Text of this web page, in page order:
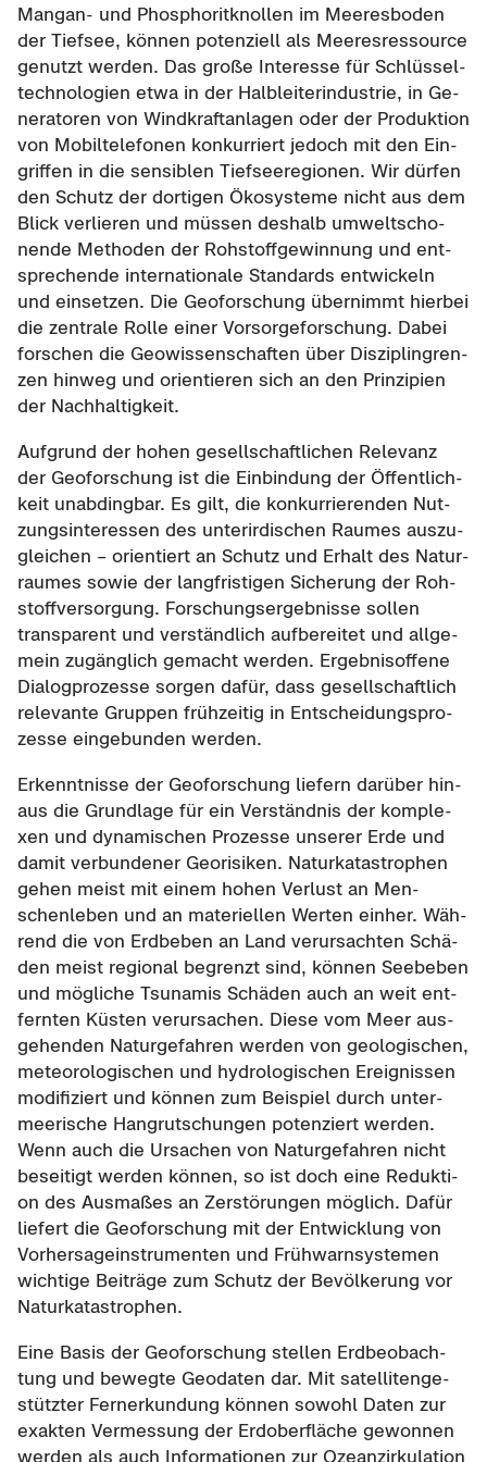
Mangan-​ und Phos­pho­rit­knol­len im Mee­res­bo­den
der Tief­see, kön­nen po­ten­zi­ell als Mee­res­res­sour­ce
ge­nutzt wer­den. Das große In­ter­es­se für Schlüs­sel­
tech­no­lo­gien etwa in der Halb­lei­ter­indus­trie, in Ge­
ne­ra­to­ren von Wind­kraft­an­la­gen oder der Pro­duk­ti­on
von Mo­bil­te­le­fo­nen kon­kur­riert je­doch mit den Ein­
grif­fen in die sen­si­blen Tief­see­re­gio­nen. Wir dür­fen
den Schutz der dor­ti­gen Öko­sys­te­me nicht aus dem
Blick ver­lie­ren und müs­sen des­halb um­welt­scho­
nen­de Me­tho­den der Roh­stoff­ge­win­nung und ent­
spre­chen­de in­ter­na­tio­na­le Stan­dards ent­wi­ckeln
und ein­set­zen. Die Geo­for­schung über­nimmt hier­bei
die zen­tra­le Rolle einer Vor­sor­ge­for­schung. Dabei
for­schen die Geo­wis­sen­schaf­ten über Dis­zi­plin­gren­
zen hin­weg und ori­en­tie­ren sich an den Prin­zi­pi­en
der Nach­hal­tig­keit.
Auf­grund der hohen ge­sell­schaft­li­chen Re­le­vanz
der Geo­for­schung ist die Ein­bin­dung der Öf­fent­lich­
keit un­ab­ding­bar. Es gilt, die kon­kur­rie­ren­den Nut­
zungs­in­ter­es­sen des un­ter­ir­di­schen Rau­mes aus­zu­
glei­chen – ori­en­tiert an Schutz und Er­halt des Na­tur­
rau­mes sowie der lang­fris­ti­gen Si­che­rung der Roh­
stoff­ver­sor­gung. For­schungs­er­geb­nis­se sol­len
trans­pa­rent und ver­ständ­lich auf­be­rei­tet und all­ge­
mein zu­gäng­lich ge­macht wer­den. Er­geb­nis­of­fe­ne
Dia­log­pro­zes­se sor­gen dafür, dass ge­sell­schaft­lich
re­le­van­te Grup­pen früh­zei­tig in Ent­schei­dungs­pro­
zes­se ein­ge­bun­den wer­den.
Er­kennt­nis­se der Geo­for­schung lie­fern dar­über hin­
aus die Grund­la­ge für ein Ver­ständ­nis der kom­ple­
xen und dy­na­mi­schen Pro­zes­se un­se­rer Erde und
damit ver­bun­de­ner Ge­o­ri­si­ken. Na­tur­ka­ta­stro­phen
gehen meist mit einem hohen Ver­lust an Men­
schen­le­ben und an ma­te­ri­el­len Wer­ten ein­her. Wäh­
rend die von Erd­be­ben an Land ver­ur­sach­ten Schä­
den meist re­gio­nal be­grenzt sind, kön­nen See­be­ben
und mög­li­che Tsu­na­mis Schä­den auch an weit ent­
fern­ten Küs­ten ver­ur­sa­chen. Diese vom Meer aus­
ge­hen­den Na­tur­ge­fah­ren wer­den von geo­lo­gi­schen,
me­teo­ro­lo­gi­schen und hy­dro­lo­gi­schen Er­eig­nis­sen
mo­di­fi­ziert und kön­nen zum Bei­spiel durch un­ter­
mee­ri­sche Hang­rut­schun­gen po­ten­ziert wer­den.
Wenn auch die Ur­sa­chen von Na­tur­ge­fah­ren nicht
be­sei­tigt wer­den kön­nen, so ist doch eine Re­duk­ti­
on des Aus­ma­ßes an Zer­stö­run­gen mög­lich. Dafür
lie­fert die Geo­for­schung mit der Ent­wick­lung von
Vor­her­sa­ge­instru­men­ten und Früh­warn­sys­te­men
wich­ti­ge Bei­trä­ge zum Schutz der Be­völ­ke­rung vor
Na­tur­ka­ta­stro­phen.
Eine Basis der Geo­for­schung stel­len Erd­be­ob­ach­
tung und be­weg­te Geo­da­ten dar. Mit sa­tel­li­ten­ge­
stütz­ter Fern­erkun­dung kön­nen so­wohl Daten zur
ex­ak­ten Ver­mes­sung der Erd­ober­flä­che ge­won­nen
wer­den als auch In­for­ma­tio­nen zur Oze­an­zir­ku­la­ti­on